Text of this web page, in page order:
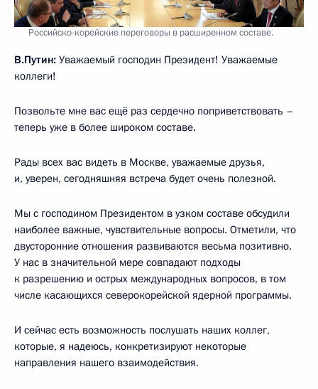
Российско-корейские переговоры в расширенном составе.
В.Путин: Уважаемый господин Президент! Уважаемые
коллеги!
Позвольте мне вас ещё раз сердечно поприветствовать –
теперь уже в более широком составе.
Рады всех вас видеть в Москве, уважаемые друзья,
и, уверен, сегодняшняя встреча будет очень полезной.
Мы с господином Президентом в узком составе обсудили
наиболее важные, чувствительные вопросы. Отметили, что
двусторонние отношения развиваются весьма позитивно.
У нас в значительной мере совпадают подходы
к разрешению и острых международных вопросов, в том
числе касающихся северокорейской ядерной программы.
И сейчас есть возможность послушать наших коллег,
которые, я надеюсь, конкретизируют некоторые
направления нашего взаимодействия.